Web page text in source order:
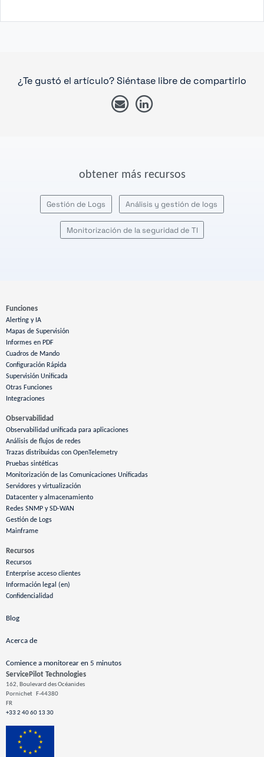
¿Te gustó el artículo? Siéntase libre de compartirlo
obtener más recursos
Gestión de Logs Análisis y gestión de logs
Monitorización de la seguridad de TI
ServicePilot Technologies
162, Boulevard des Océanides
Pornichet F-44380
FR
+33 2 40 60 13 30
Funciones
Alerting y IA
Mapas de Supervisión
Informes en PDF
Cuadros de Mando
Configuración Rápida
Supervisión Unificada
Otras Funciones
Integraciones
Observabilidad
Observabilidad unificada para aplicaciones
Análisis de flujos de redes
Trazas distribuidas con OpenTelemetry
Pruebas sintéticas
Monitorización de las Comunicaciones Unificadas
Servidores y virtualización
Datacenter y almacenamiento
Redes SNMP y SD-WAN
Gestión de Logs
Mainframe
Recursos
Recursos
Enterprise acceso clientes
Información legal (en)
Confidencialidad
Blog
Acerca de
Comience a monitorear en 5 minutos